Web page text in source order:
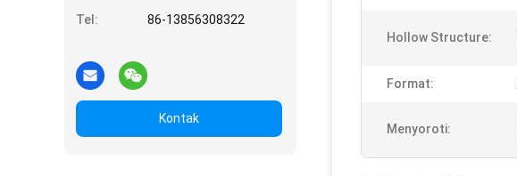
Tel: 86-13856308322
Kontak
Hollow Structure:
Format:
Menyoroti: